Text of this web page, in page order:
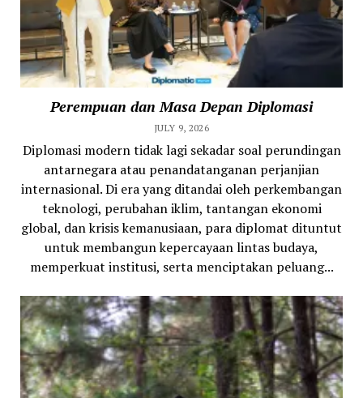
Perempuan dan Masa Depan Diplomasi
JULY 9, 2026
Diplomasi modern tidak lagi sekadar soal perundingan
antarnegara atau penandatanganan perjanjian
internasional. Di era yang ditandai oleh perkembangan
teknologi, perubahan iklim, tantangan ekonomi
global, dan krisis kemanusiaan, para diplomat dituntut
untuk membangun kepercayaan lintas budaya,
memperkuat institusi, serta menciptakan peluang...